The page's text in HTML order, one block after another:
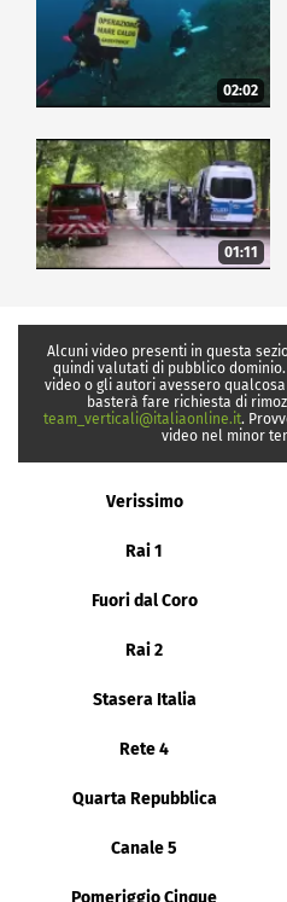
02:02
01:11
Alcuni video presenti in questa
quindi valutati di pubblico
video o gli autori avessero
basterà fare richiesta di
team_verticali@italiaonline.it.
video nel minor
Verissimo
Rai 1
Fuori dal Coro
Rai 2
Stasera Italia
Rete 4
Quarta Repubblica
Canale 5
Pomeriggio Cinque